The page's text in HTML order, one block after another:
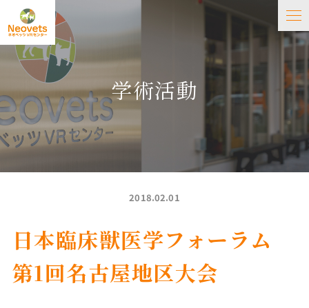
学術活動
2018.02.01
日本臨床獣医学フォーラム
第1回名古屋地区大会